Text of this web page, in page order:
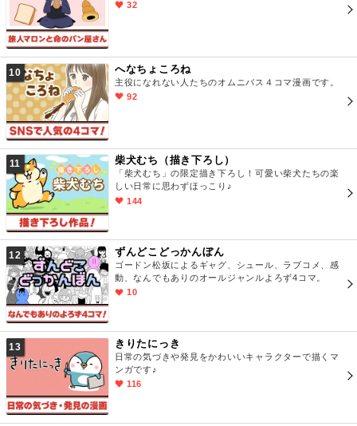
32
10 へなちょころね
主役になれない人たちのオムニバス４コマ漫画です。
92
11 柴犬むち（描き下ろし）
「柴犬むち」の限定描き下ろし！可愛い柴犬たちの楽
しい日常に思わずほっこり♪
144
12 ずんどこどっかんぼん
ゴードン松坂によるギャグ、シュール、ラブコメ、感
動、なんでもありのオールジャンルよろず4コマ。
10
13 きりたにっき
日常の気づきや発見をかわいいキャラクターで描くマ
ンガです♪
116